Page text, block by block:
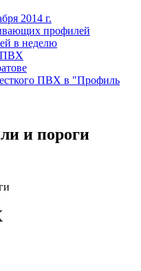
2014 г.
профилей
в неделю
ПВХ
ПВХ в "Профиль
и пороги